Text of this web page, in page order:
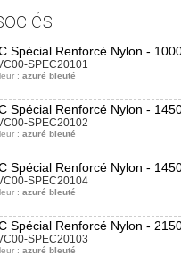
Spécial Renforcé Nylon -
SPEC20101
: azuré bleuté
Spécial Renforcé Nylon -
SPEC20102
: azuré bleuté
Spécial Renforcé Nylon -
SPEC20104
: azuré bleuté
Spécial Renforcé Nylon -
SPEC20103
: azuré bleuté